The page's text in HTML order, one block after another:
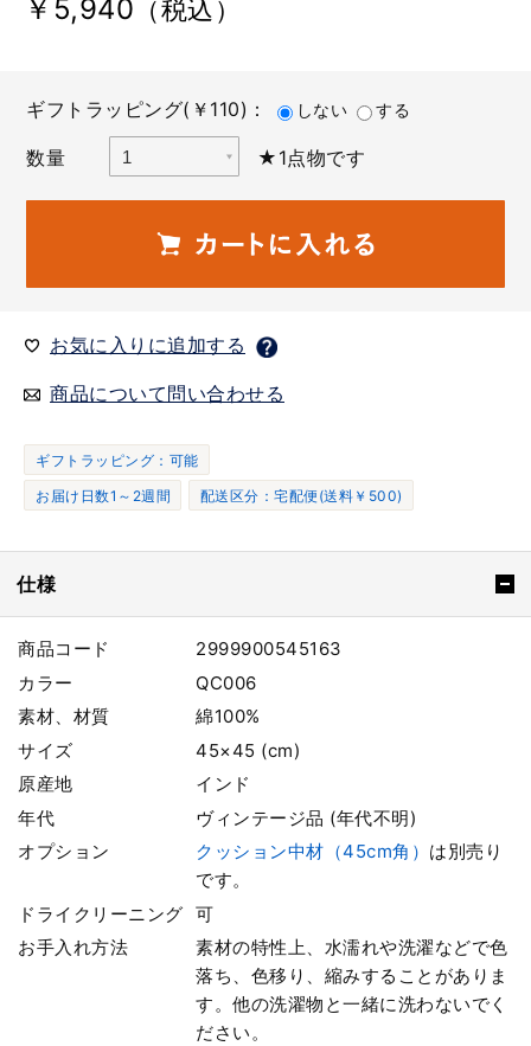
￥5,940 （税込）
ギフトラッピング(￥110)： しない する
数量 ★1点物です
お気に入りに追加する
商品について問い合わせる
ギフトラッピング：可能
お届け日数1～2週間
配送区分：宅配便(送料￥500)
仕様
商品コード
2999900545163
カラー
QC006
素材、材質
綿100%
サイズ
45×45 (cm)
原産地
インド
年代
ヴィンテージ品 (年代不明)
オプション
クッション中材（45cm角） は別売り
です。
ドライクリーニング
可
お手入れ方法
素材の特性上、水濡れや洗濯などで色
落ち、色移り、縮みすることがありま
す。他の洗濯物と一緒に洗わないでく
ださい。